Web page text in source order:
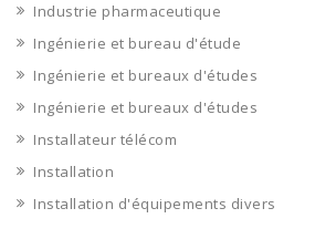
Industrie pharmaceutique
Ingénierie et bureau d'étude
Ingénierie et bureaux d'études
Ingénierie et bureaux d'études
Installateur télécom
Installation
Installation d'équipements divers